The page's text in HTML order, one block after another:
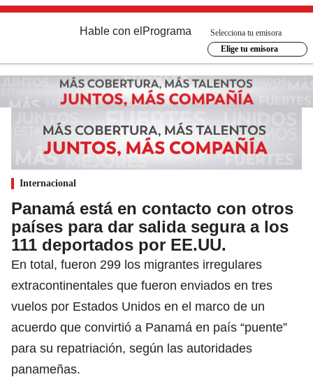
Hable con el Programa
Selecciona tu emisora
Elige tu emisora
Internacional
Panamá está en contacto con otros
países para dar salida segura a los
111 deportados por EE.UU.
En total, fueron 299 los migrantes irregulares
extracontinentales que fueron enviados en tres
vuelos por Estados Unidos en el marco de un
acuerdo que convirtió a Panamá en país “puente”
para su repatriación, según las autoridades
panameñas.